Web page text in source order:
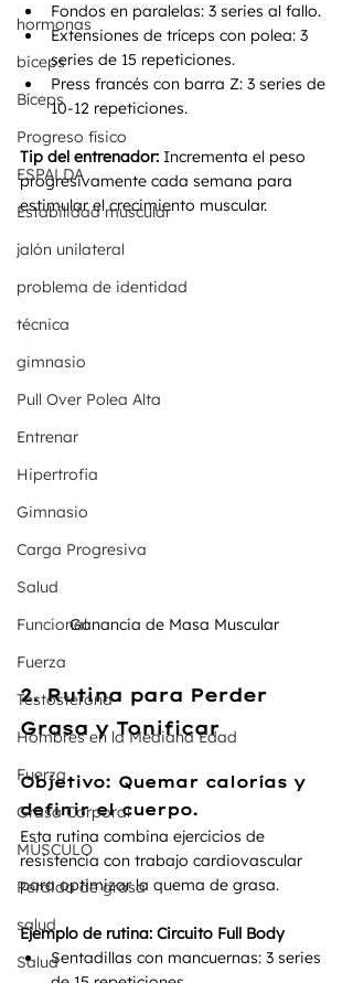
hormonas
biceps
Bíceps
Progreso físico
ESPALDA
Estabilidad muscular
jalón unilateral
problema de identidad
técnica
gimnasio
Pull Over Polea Alta
Entrenar
Hipertrofia
Gimnasio
Carga Progresiva
Salud
Funcional
Fuerza
Testosterona
Hombres en la Mediana Edad
Fuerza
Grasa Corporal
MÚSCULO
Perdida de grasa
salud
Salud
Fondos en paralelas: 3 series al fallo.
Extensiones de tríceps con polea: 3
series de 15 repeticiones.
Press francés con barra Z: 3 series de
10-12 repeticiones.
Tip del entrenador: Incrementa el peso
progresivamente cada semana para
estimular el crecimiento muscular.
Ganancia de Masa Muscular
2. Rutina para Perder
Grasa y Tonificar
Objetivo: Quemar calorías y
definir el cuerpo.
Esta rutina combina ejercicios de
resistencia con trabajo cardiovascular
para optimizar la quema de grasa.
Ejemplo de rutina: Circuito Full Body
Sentadillas con mancuernas: 3 series